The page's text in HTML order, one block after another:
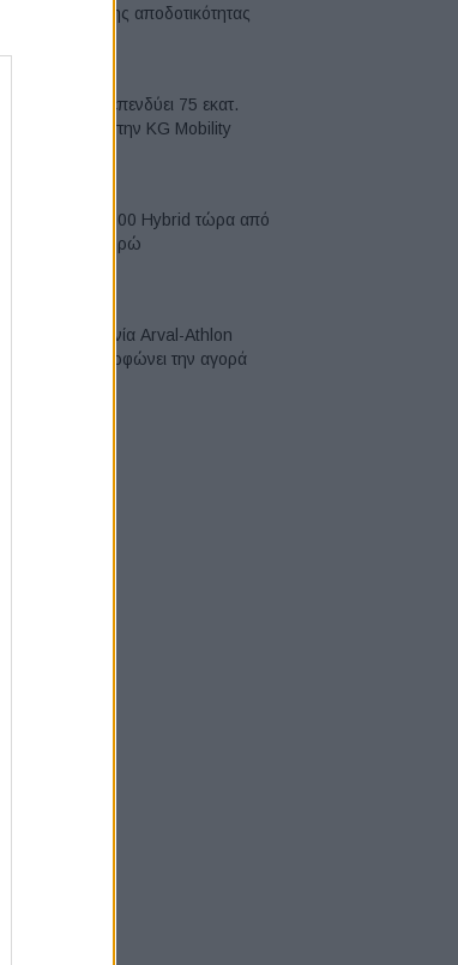
κορυφή της αποδοτικότητας
Η Chery επενδύει 75 εκατ.
δολάρια στην KG Mobility
Το FIAT 500 Hybrid τώρα από
18.990 ευρώ
Η συμφωνία Arval-Athlon
αναδιαμορφώνει την αγορά